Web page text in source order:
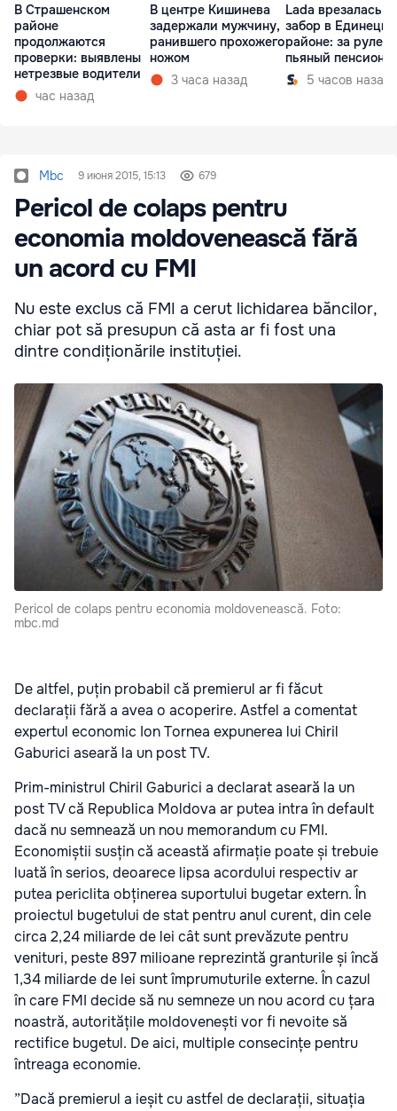
В Страшенском
районе
продолжаются
проверки: выявлены
нетрезвые водители
час назад
В центре Кишинева
задержали мужчину,
ранившего прохожего
ножом
3 часа назад
Lada врезалась в
забор в
районе: за рулем
пьяный
5 часов назад
Mbc 9 июня 2015, 15:13 679
Pericol de colaps pentru
economia moldovenească fără
un acord cu FMI
Nu este exclus că FMI a cerut lichidarea băncilor,
chiar pot să presupun că asta ar fi fost una
dintre condiționările instituției.
Pericol de colaps pentru economia moldovenească. Foto:
mbc.md
De altfel, puțin probabil că premierul ar fi făcut
declarații fără a avea o acoperire. Astfel a comentat
expertul economic Ion Tornea expunerea lui Chiril
Gaburici aseară la un post TV.
Prim-ministrul Chiril Gaburici a declarat aseară la un
post TV că Republica Moldova ar putea intra în default
dacă nu semnează un nou memorandum cu FMI.
Economiștii susțin că această afirmație poate și trebuie
luată în serios, deoarece lipsa acordului respectiv ar
putea periclita obținerea suportului bugetar extern. În
proiectul bugetului de stat pentru anul curent, din cele
circa 2,24 miliarde de lei cât sunt prevăzute pentru
venituri, peste 897 milioane reprezintă granturile și încă
1,34 miliarde de lei sunt împrumuturile externe. În cazul
în care FMI decide să nu semneze un nou acord cu țara
noastră, autoritățile moldovenești vor fi nevoite să
rectifice bugetul. De aici, multiple consecințe pentru
întreaga economie.
”Dacă premierul a ieșit cu astfel de declarații, situația